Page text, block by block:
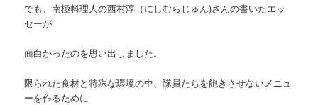
でも、南極料理人の西村淳（にしむらじゅん)さんの書いたエッ
セーが
面白かったのを思い出しました。
限られた食材と特殊な環境の中、隊員たちを飽きさせないメニュ
ーを作るために